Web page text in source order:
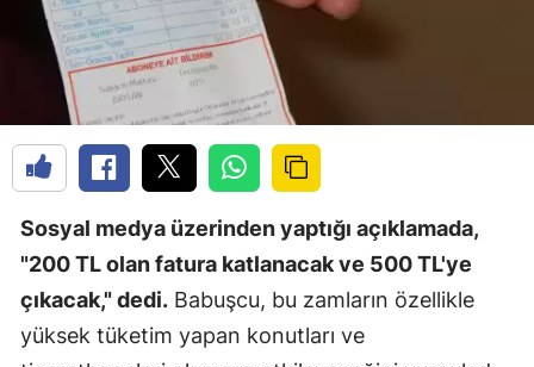
Sosyal medya üzerinden yaptığı açıklamada,
"200 TL olan fatura katlanacak ve 500 TL'ye
çıkacak," dedi. Babuşcu, bu zamların özellikle
yüksek tüketim yapan konutları ve